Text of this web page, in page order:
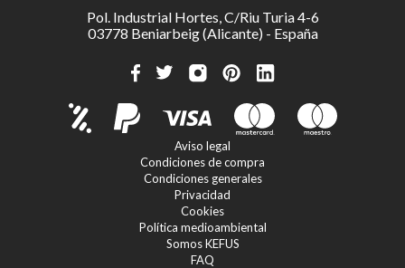
Pol. Industrial Hortes, C/Riu Turia 4-6
03778 Beniarbeig (Alicante) - España
Aviso legal
Condiciones de compra
Condiciones generales
Privacidad
Cookies
Política medioambiental
Somos KEFUS
FAQ